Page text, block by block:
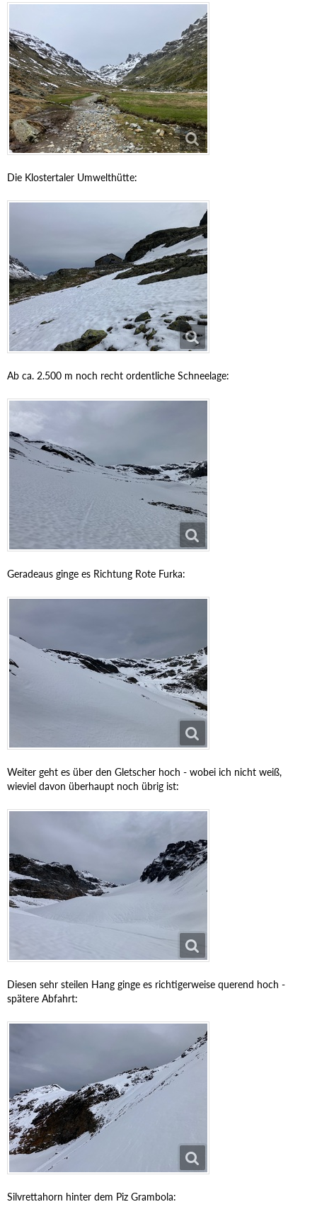
Die Klostertaler Umwelthütte:
Ab ca. 2.500 m noch recht ordentliche Schneelage:
Geradeaus ginge es Richtung Rote Furka:
Weiter geht es über den Gletscher hoch - wobei ich nicht weiß,
wieviel davon überhaupt noch übrig ist:
Diesen sehr steilen Hang ginge es richtigerweise querend hoch -
spätere Abfahrt:
Silvrettahorn hinter dem Piz Grambola: